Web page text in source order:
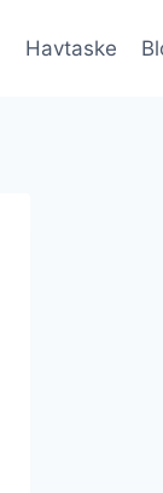
Havtaske